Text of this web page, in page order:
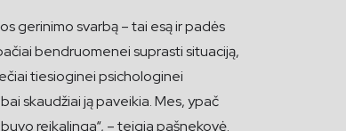
gerinimo svarbą – tai esą ir padės
bendruomenei suprasti situaciją,
tiesioginei psichologinei
skaudžiai ją paveikia. Mes, ypač
reikalinga“, – teigia pašnekovė.